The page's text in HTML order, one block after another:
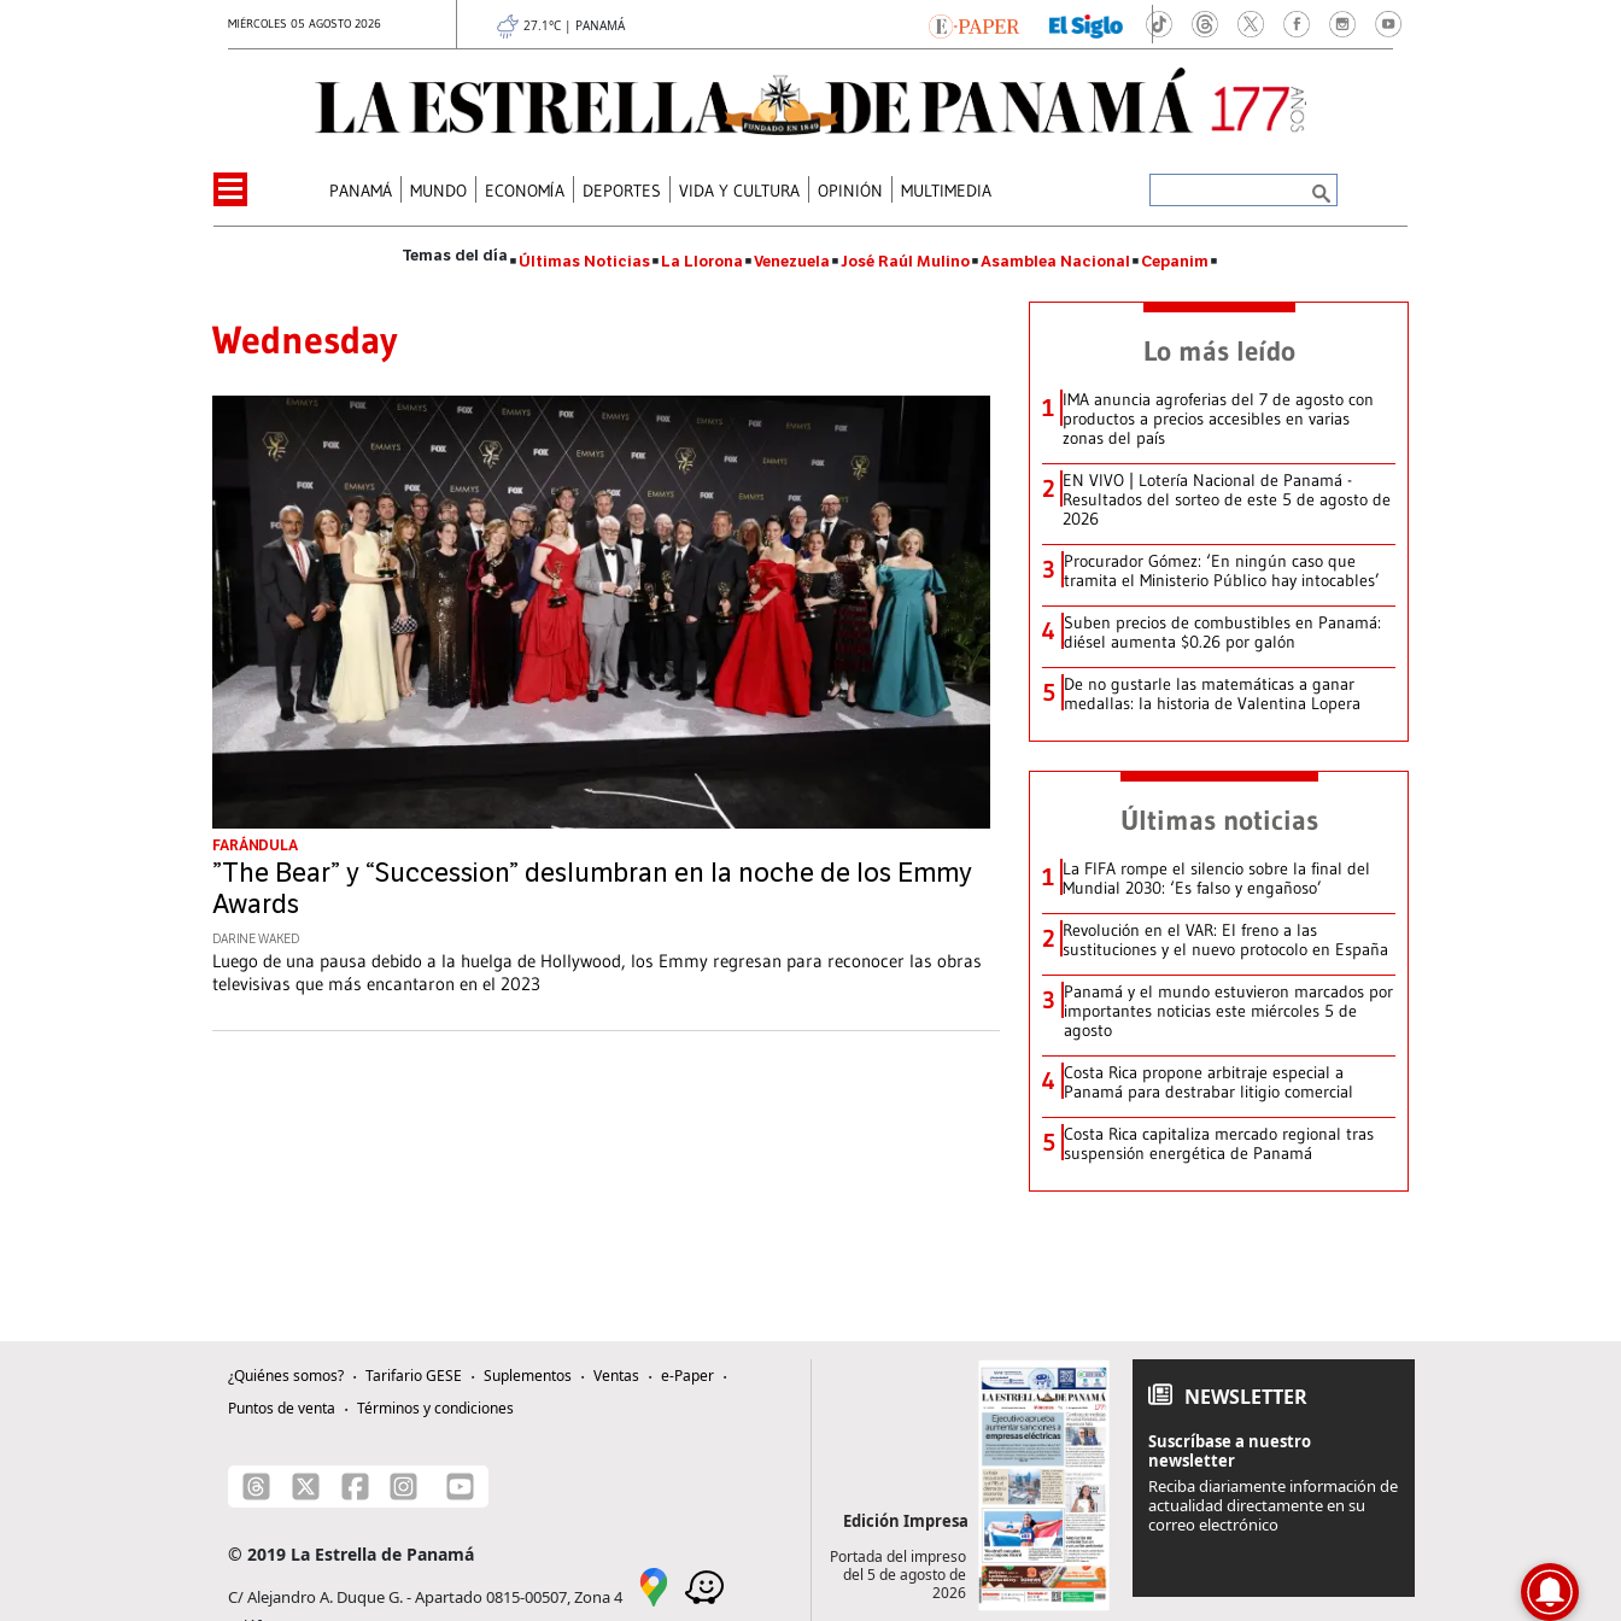
MIÉRCOLES 05 AGOSTO 2026 27.1°C | PANAMÁ
PANAMÁ MUNDO ECONOMÍA DEPORTES VIDA Y CULTURA OPINIÓN MULTIMEDIA
Últimas Noticias La Llorona Venezuela José Raúl Mulino Asamblea Nacional Cepanim
Wednesday
FARÁNDULA
”The Bear” y “Succession” deslumbran en la noche de los Emmy
Awards
DARINE WAKED
Luego de una pausa debido a la huelga de Hollywood, los Emmy regresan para reconocer las obras
televisivas que más encantaron en el 2023
Lo más leído
1 IMA anuncia agroferias del 7 de agosto con
productos a precios accesibles en varias
zonas del país
2 EN VIVO | Lotería Nacional de Panamá -
Resultados del sorteo de este 5 de agosto de
2026
3 Procurador Gómez: ‘En ningún caso que
tramita el Ministerio Público hay intocables’
4 Suben precios de combustibles en Panamá:
diésel aumenta $0.26 por galón
5 De no gustarle las matemáticas a ganar
medallas: la historia de Valentina Lopera
Últimas noticias
1 La FIFA rompe el silencio sobre la final del
Mundial 2030: ‘Es falso y engañoso’
2 Revolución en el VAR: El freno a las
sustituciones y el nuevo protocolo en España
3 Panamá y el mundo estuvieron marcados por
importantes noticias este miércoles 5 de
agosto
4 Costa Rica propone arbitraje especial a
Panamá para destrabar litigio comercial
5 Costa Rica capitaliza mercado regional tras
suspensión energética de Panamá
¿Quiénes somos? Tarifario GESE Suplementos Ventas
e-Paper
Puntos de venta
Términos y condiciones
© 2019 La Estrella de Panamá
C/ Alejandro A. Duque G. - Apartado 0815-00507, Zona 4
Edición Impresa
Portada del impreso
del 5 de agosto de
2026
NEWSLETTER
Suscríbase a nuestro
newsletter
Reciba diariamente información de
actualidad directamente en su
correo electrónico